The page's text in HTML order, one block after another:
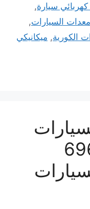
سيارة,
معدات السيارات,
الكورية, ميكانيكي